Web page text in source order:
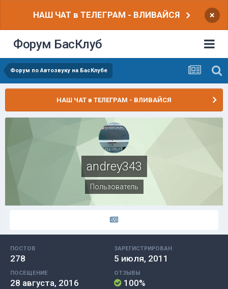
НАШ ЧАТ в ТЕЛЕГРАМ - ВЛИВАЙСЯ ×
Форум БасКлуб
Форум по Автозвуку на БасКлубе
НАШ ЧАТ в ТЕЛЕГРАМ - ВЛИВАЙСЯ
andrey343
Пользователь
ПОСТОВ
278
ЗАРЕГИСТРИРОВАН
5 июля, 2011
ПОСЕЩЕНИЕ
28 августа, 2016
ОТЗЫВЫ
100%